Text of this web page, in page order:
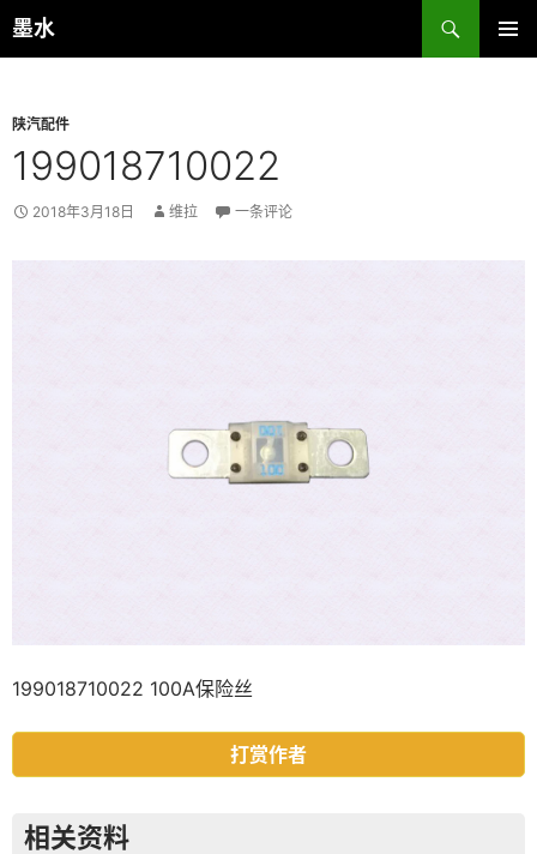
跳
至
墨水
搜
索
陕汽配件
199018710022
2018年3月18日 维拉 一条评论
199018710022 100A保险丝
打赏作者
相关资料